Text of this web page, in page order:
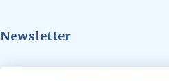
á
Newsletter